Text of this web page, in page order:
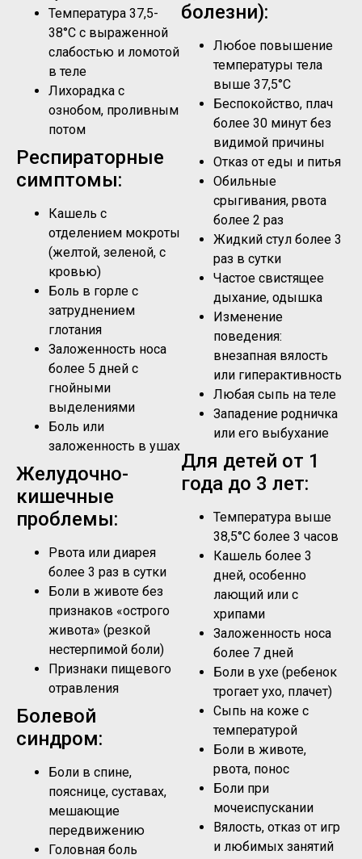
Температура 37,5-
38°C с выраженной
слабостью и ломотой
в теле
Лихорадка с
ознобом, проливным
потом
Респираторные
симптомы:
Кашель с
отделением мокроты
(желтой, зеленой, с
кровью)
Боль в горле с
затруднением
глотания
Заложенность носа
более 5 дней с
гнойными
выделениями
Боль или
заложенность в ушах
Желудочно-
кишечные
проблемы:
Рвота или диарея
более 3 раз в сутки
Боли в животе без
признаков «острого
живота» (резкой
нестерпимой боли)
Признаки пищевого
отравления
Болевой
синдром:
Боли в спине,
пояснице, суставах,
мешающие
передвижению
Головная боль
болезни):
Любое повышение
температуры тела
выше 37,5°C
Беспокойство, плач
более 30 минут без
видимой причины
Отказ от еды и питья
Обильные
срыгивания, рвота
более 2 раз
Жидкий стул более 3
раз в сутки
Частое свистящее
дыхание, одышка
Изменение
поведения:
внезапная вялость
или гиперактивность
Любая сыпь на теле
Западение родничка
или его выбухание
Для детей от 1
года до 3 лет:
Температура выше
38,5°C более 3 часов
Кашель более 3
дней, особенно
лающий или с
хрипами
Заложенность носа
более 7 дней
Боли в ухе (ребенок
трогает ухо, плачет)
Сыпь на коже с
температурой
Боли в животе,
рвота, понос
Боли при
мочеиспускании
Вялость, отказ от игр
и любимых занятий